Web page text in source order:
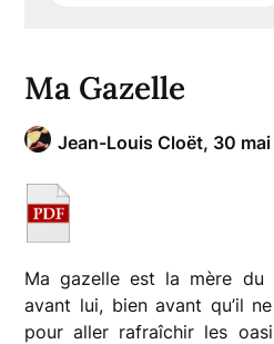
Ma Gazelle
Jean-Louis Cloët, 30
Ma gazelle est la mère du
avant lui, bien avant qu’il
pour aller rafraîchir les